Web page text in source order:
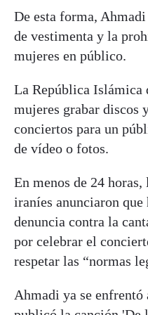
De esta forma,
de vestimenta y la
mujeres en público.
La República Islámica
mujeres grabar discos
conciertos para un
de vídeo o fotos.
En menos de 24
iraníes anunciaron que
denuncia contra la
por celebrar el
respetar las “normas
Ahmadi ya se enfrentó